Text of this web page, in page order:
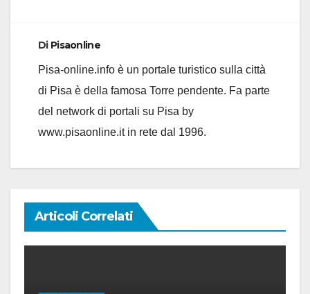
Di Pisaonline
Pisa-online.info è un portale turistico sulla città
di Pisa è della famosa Torre pendente. Fa parte
del network di portali su Pisa by
www.pisaonline.it in rete dal 1996.
Articoli Correlati